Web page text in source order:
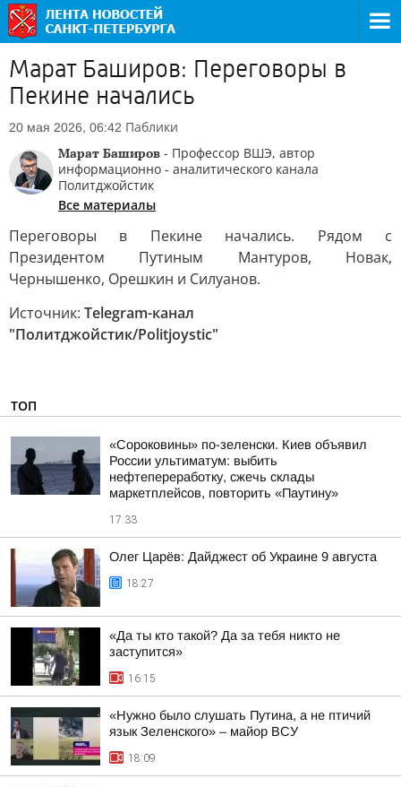
Марат Баширов: Переговоры в
Пекине начались
20 мая 2026, 06:42 Паблики
Марат Баширов - Профессор ВШЭ, автор
информационно - аналитического канала
Политджойстик
Все материалы
Переговоры в Пекине начались. Рядом с
Президентом Путиным Мантуров, Новак,
Чернышенко, Орешкин и Силуанов.
Источник: Telegram-канал
"Политджойстик/Politjoystic"
ТОП
«Сороковины» по-зеленски. Киев объявил
России ультиматум: выбить
нефтепереработку, сжечь склады
маркетплейсов, повторить «Паутину»
17:33
Олег Царёв: Дайджест об Украине 9 августа
18:27
«Да ты кто такой? Да за тебя никто не
заступится»
16:15
«Нужно было слушать Путина, а не птичий
язык Зеленского» – майор ВСУ
18:09